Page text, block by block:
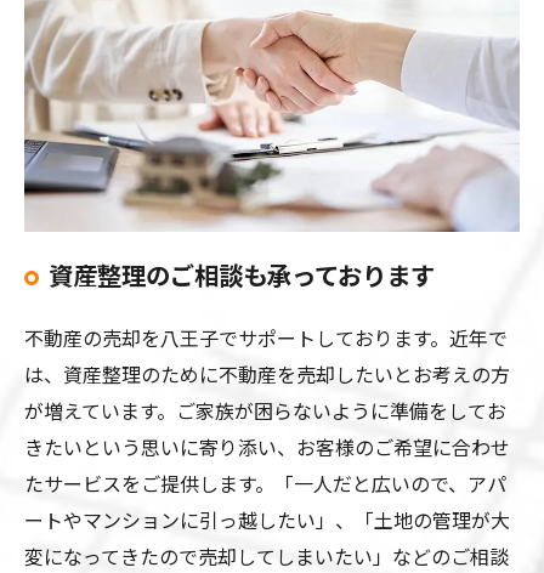
資産整理のご相談も承っております
不動産の売却を八王子でサポートしております。近年で
は、資産整理のために不動産を売却したいとお考えの方
が増えています。ご家族が困らないように準備をしてお
きたいという思いに寄り添い、お客様のご希望に合わせ
たサービスをご提供します。「一人だと広いので、アパ
ートやマンションに引っ越したい」、「土地の管理が大
変になってきたので売却してしまいたい」などのご相談